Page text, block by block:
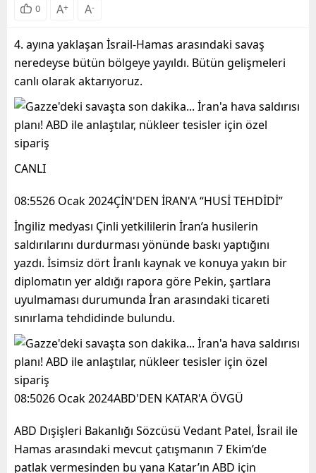
0 A+ A-
4. ayına yaklaşan İsrail-Hamas arasındaki savaş
neredeyse bütün bölgeye yayıldı. Bütün gelişmeleri
canlı olarak aktarıyoruz.
CANLI
08:5526 Ocak 2024ÇİN'DEN İRAN'A “HUSİ TEHDİDİ”
İngiliz medyası Çinli yetkililerin İran’a husilerin
saldırılarını durdurması yönünde baskı yaptığını
yazdı. İsimsiz dört İranlı kaynak ve konuya yakın bir
diplomatın yer aldığı rapora göre Pekin, şartlara
uyulmaması durumunda İran arasındaki ticareti
sınırlama tehdidinde bulundu.
08:5026 Ocak 2024ABD'DEN KATAR'A ÖVGÜ
ABD Dışişleri Bakanlığı Sözcüsü Vedant Patel, İsrail ile
Hamas arasındaki mevcut çatışmanın 7 Ekim’de
patlak vermesinden bu yana Katar’ın ABD için